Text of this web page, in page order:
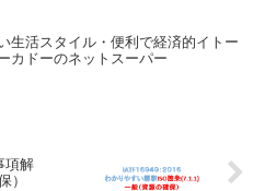
生活スタイル・便利で経済的イトー
カドーのネットスーパー
項解
）